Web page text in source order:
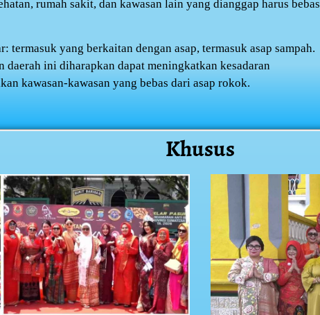
rumah sakit, dan kawasan lain yang dianggap harus bebas
termasuk yang berkaitan dengan asap, termasuk asap sampah.
daerah ini diharapkan dapat meningkatkan kesadaran
kawasan-kawasan yang bebas dari asap rokok.
Khusus